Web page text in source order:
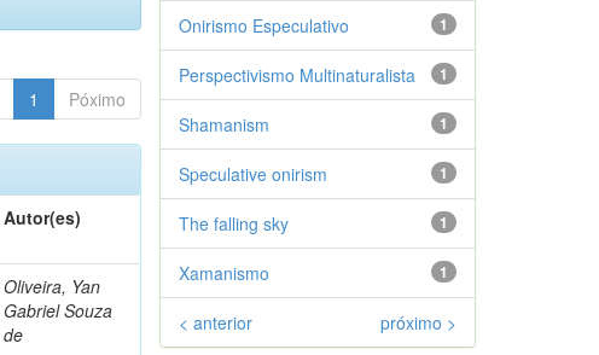
1 Póximo
Autor(es)
Oliveira, Yan
Gabriel Souza
de
1
Onirismo Especulativo
1
Perspectivismo Multinaturalista
1
Shamanism
1
Speculative onirism
1
The falling sky
1
Xamanismo
< anterior próximo >